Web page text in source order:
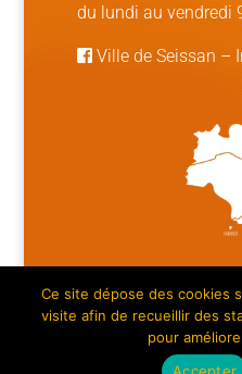
du lundi au vendredi
Ville de Seissan –
Mentions légales |
Ce site dépose des cookies
visite afin de recueillir des
pour
Accepter